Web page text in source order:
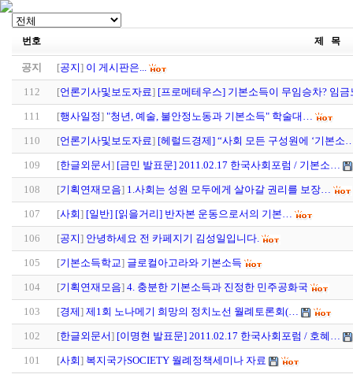
번호 제 목
공지 [공지] 이 게시판은...
112 [언론기사및보도자료] [프로메테우스] 기본소득이 무임승차? 임
111 [행사일정] "청년, 예술, 불안정노동과 기본소득" 학술대…
110 [언론기사및보도자료] [헤럴드경제] “사회 모든 구성원에 ‘기본소
109 [한글외문서] [금민 발표문] 2011.02.17 한국사회포럼 / 기본소…
108 [기획연재모음] 1.사회는 성원 모두에게 살아갈 권리를 보장…
107 [사회] [일반] [읽을거리] 반자본 운동으로서의 기본…
106 [공지] 안녕하세요 전 카페지기 김성일입니다.
105 [기본소득학교] 글로컬아고라와 기본소득
104 [기획연재모음] 4. 충분한 기본소득과 진정한 민주공화국
103 [경제] 제1회 노나메기 희망의 정치노선 월례토론회(…
102 [한글외문서] [이명현 발표문] 2011.02.17 한국사회포럼 / 호혜…
101 [사회] 복지국가SOCIETY 월례정책세미나 자료